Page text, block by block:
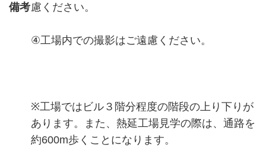
備考慮ください。
④工場内での撮影はご遠慮ください。
※工場ではビル３階分程度の階段の上り下りが
あります。また、熱延工場見学の際は、通路を
約600m歩くことになります。